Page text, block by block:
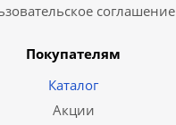
соглашение
Покупателям
Каталог
Акции